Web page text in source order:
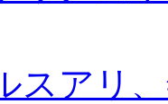
スアリ